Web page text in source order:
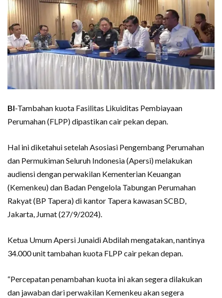
BI-Tambahan kuota Fasilitas Likuiditas Pembiayaan
Perumahan (FLPP) dipastikan cair pekan depan.
Hal ini diketahui setelah Asosiasi Pengembang Perumahan
dan Permukiman Seluruh Indonesia (Apersi) melakukan
audiensi dengan perwakilan Kementerian Keuangan
(Kemenkeu) dan Badan Pengelola Tabungan Perumahan
Rakyat (BP Tapera) di kantor Tapera kawasan SCBD,
Jakarta, Jumat (27/9/2024).
Ketua Umum Apersi Junaidi Abdilah mengatakan, nantinya
34.000 unit tambahan kuota FLPP cair pekan depan.
“Percepatan penambahan kuota ini akan segera dilakukan
dan jawaban dari perwakilan Kemenkeu akan segera